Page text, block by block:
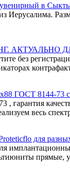
в
Иерусалима.
АКТУАЛЬНО
без
ГОСТ 8144-73 с
гарантия
весь
для